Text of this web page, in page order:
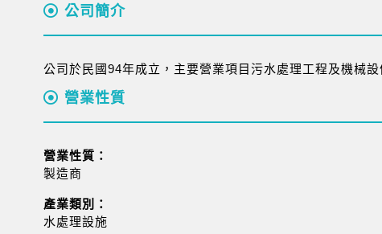
公司簡介
公司於民國94年成立，主要營業項目污水處理工程及機械設
營業性質
營業性質：
製造商
產業類別：
水處理設施